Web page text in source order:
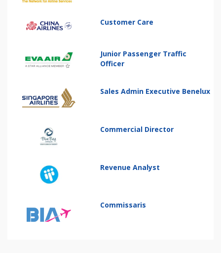
Customer Care
Junior Passenger Traffic
Officer
Sales Admin Executive Benelux
Commercial Director
Revenue Analyst
Commissaris